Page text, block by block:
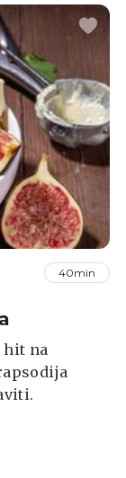
a
kao sok.
40min
hit na